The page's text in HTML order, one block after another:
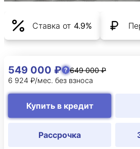
Ставка от 4.9%
549 000 ₽
649 000 ₽
6 924 ₽/мес. без взноса
Купить в кредит
Рассрочка